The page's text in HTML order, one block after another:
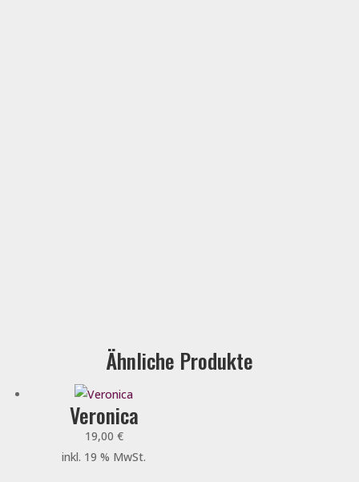
Ähnliche Produkte
Veronica
19,00 €
inkl. 19 % MwSt.